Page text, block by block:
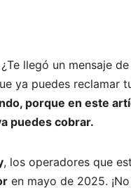
llegó un mensaje de
ya puedes reclamar
porque en este
puedes cobrar.
, los operadores que
en mayo de 2025. ¡No